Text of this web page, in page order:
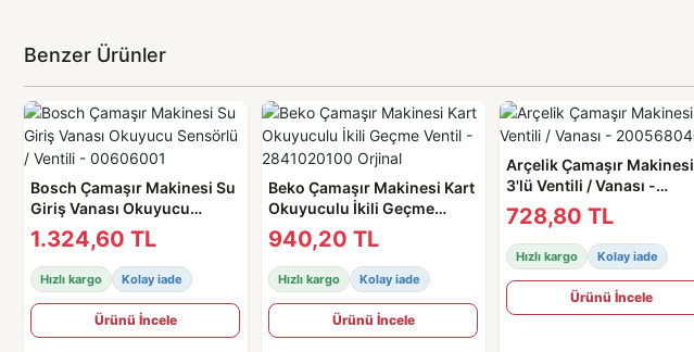
Benzer Ürünler
Bosch Çamaşır Makinesi Su
Giriş Vanası Okuyucu
Sensörlü / Ventili -
00606001
1.324,60 TL
Hızlı kargo Kolay iade
Ürünü İncele
Beko Çamaşır Makinesi Kart
Okuyuculu İkili Geçme
Ventil - 2841020100 Orjinal
940,20 TL
Hızlı kargo Kolay iade
Ürünü İncele
Arçelik Çamaşır Makinesi
3'lü Ventili / Vanası -
2005680400
728,80 TL
Hızlı kargo Kolay iade
Ürünü İncele